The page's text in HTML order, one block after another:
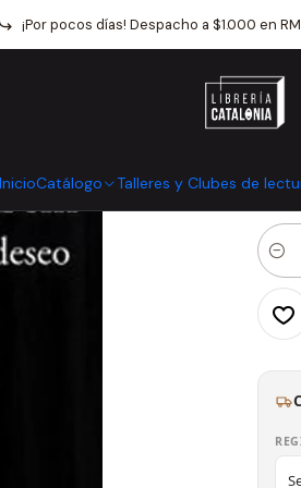
InicioCatálogo Talleres y Clubes de
¡Por pocos días! Despacho a $1.000 en
Catálogo Narrativa Literatura
|